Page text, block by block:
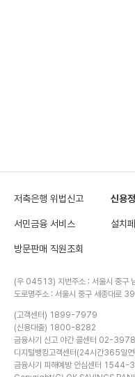
저축은행 위법신고 신용
서민금융 서비스 설치
방문판매 직원조회
(우 04513) 지번주소 : 서울시 중구
도로명주소 : 서울시 중구 세종대로
(고객센터) 1899-7979
(신용대출) 1800-8282
금융사기 신고 야간 콜센터 02-
디지털뱅킹고객센터(24시간365
금융사기 피해예방 안심센터 1544-